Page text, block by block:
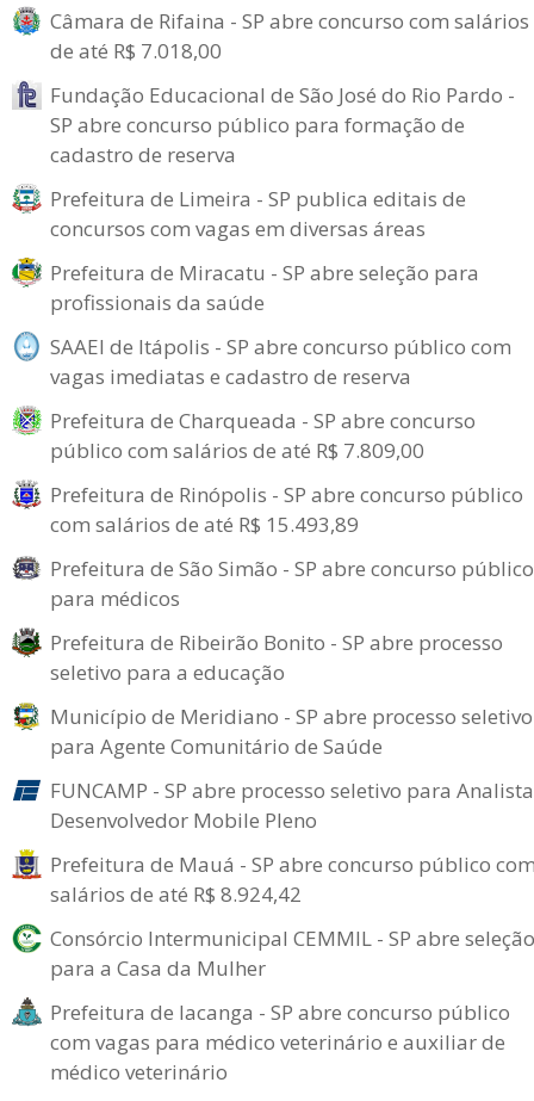
Câmara de Rifaina - SP abre concurso com salários
de até R$ 7.018,00
Fundação Educacional de São José do Rio Pardo -
SP abre concurso público para formação de
cadastro de reserva
Prefeitura de Limeira - SP publica editais de
concursos com vagas em diversas áreas
Prefeitura de Miracatu - SP abre seleção para
profissionais da saúde
SAAEI de Itápolis - SP abre concurso público com
vagas imediatas e cadastro de reserva
Prefeitura de Charqueada - SP abre concurso
público com salários de até R$ 7.809,00
Prefeitura de Rinópolis - SP abre concurso público
com salários de até R$ 15.493,89
Prefeitura de São Simão - SP abre concurso público
para médicos
Prefeitura de Ribeirão Bonito - SP abre processo
seletivo para a educação
Município de Meridiano - SP abre processo seletivo
para Agente Comunitário de Saúde
FUNCAMP - SP abre processo seletivo para Analista
Desenvolvedor Mobile Pleno
Prefeitura de Mauá - SP abre concurso público
salários de até R$ 8.924,42
Consórcio Intermunicipal CEMMIL - SP abre seleção
para a Casa da Mulher
Prefeitura de Iacanga - SP abre concurso público
com vagas para médico veterinário e auxiliar de
médico veterinário